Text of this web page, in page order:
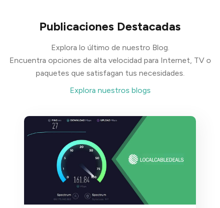
Publicaciones Destacadas
Explora lo último de nuestro Blog.
Encuentra opciones de alta velocidad para Internet, TV o
paquetes que satisfagan tus necesidades.
Explora nuestros blogs